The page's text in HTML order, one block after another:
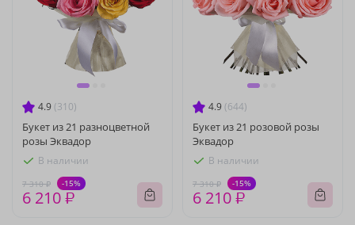
4.9 (310)
Букет из 21 разноцветной
розы Эквадор
В наличии
7 310 ₽ -15%
6 210 ₽
4.9 (644)
Букет из 21 розовой розы
Эквадор
В наличии
7 310 ₽ -15%
6 210 ₽